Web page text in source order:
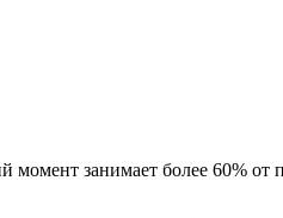
занимает более 60%